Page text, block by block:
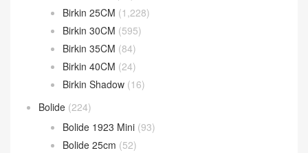
分類目錄
Bag strap(13)
Béarn mini(37)
Bearn wallet(161)
Birkin (1,945)
Birkin 20cm
Birkin 25CM (1,228)
Birkin 30CM (595)